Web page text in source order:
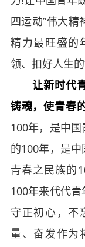
四运动”伟大精
精力最旺盛的
领、扣好人生的
让新时代
铸魂，使青春
100年，是中
的100年，是中
青春之民族的
100年来代代
守正初心，不
量、奋发作为